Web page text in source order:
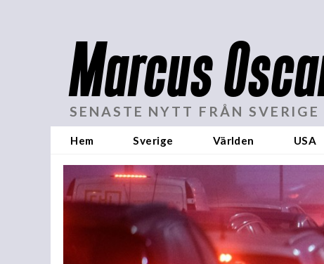
Marcus
SENASTE NYTT FRÅN SVERIGE
Hem Sverige Världen USA